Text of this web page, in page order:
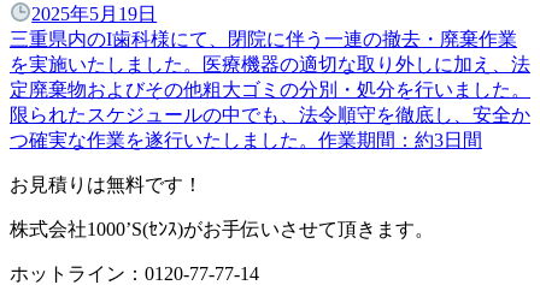
2025年5月19日
三重県内のI歯科様にて、閉院に伴う一連の撤去・廃棄作業
を実施いたしました。医療機器の適切な取り外しに加え、法
定廃棄物およびその他粗大ゴミの分別・処分を行いました。
限られたスケジュールの中でも、法令順守を徹底し、安全か
つ確実な作業を遂行いたしました。作業期間：約3日間
お見積りは無料です！
株式会社1000’S(ｾﾝｽ)がお手伝いさせて頂きます。
ホットライン：0120-77-77-14